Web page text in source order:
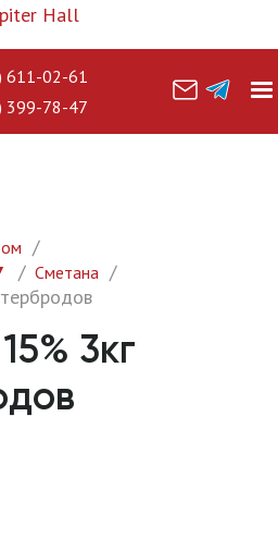
611-02-61
399-78-47
Сметана
3кг